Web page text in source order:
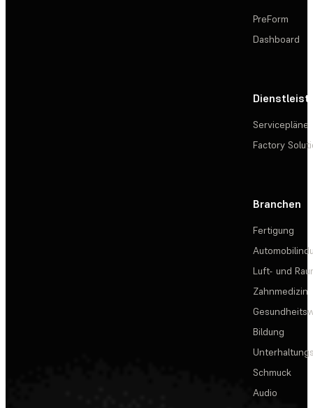
PreForm
Dashboard
Servicepläne
Factory
Branchen
Fertigung
Luft- und
Zahnmedizin
Bildung
Schmuck
Audio